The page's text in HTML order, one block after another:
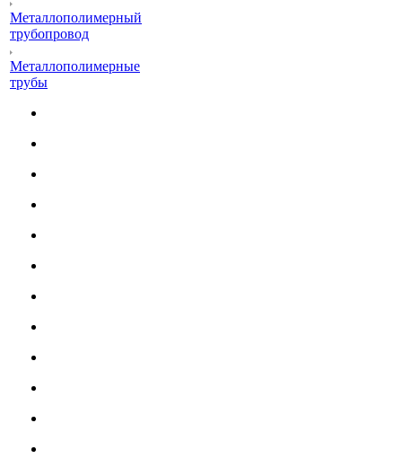
Металлополимерный
трубопровод
Металлополимерные
трубы